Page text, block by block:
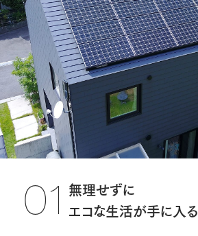
01 無理せずに
エコな生活が手に入る